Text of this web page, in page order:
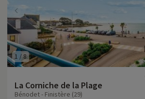
1 /8
La Corniche de la Plage
Bénodet - Finistère (29)